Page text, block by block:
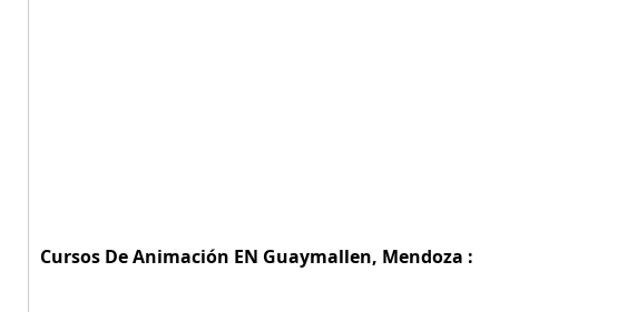
Cursos De Animación EN Guaymallen, Mendoza :